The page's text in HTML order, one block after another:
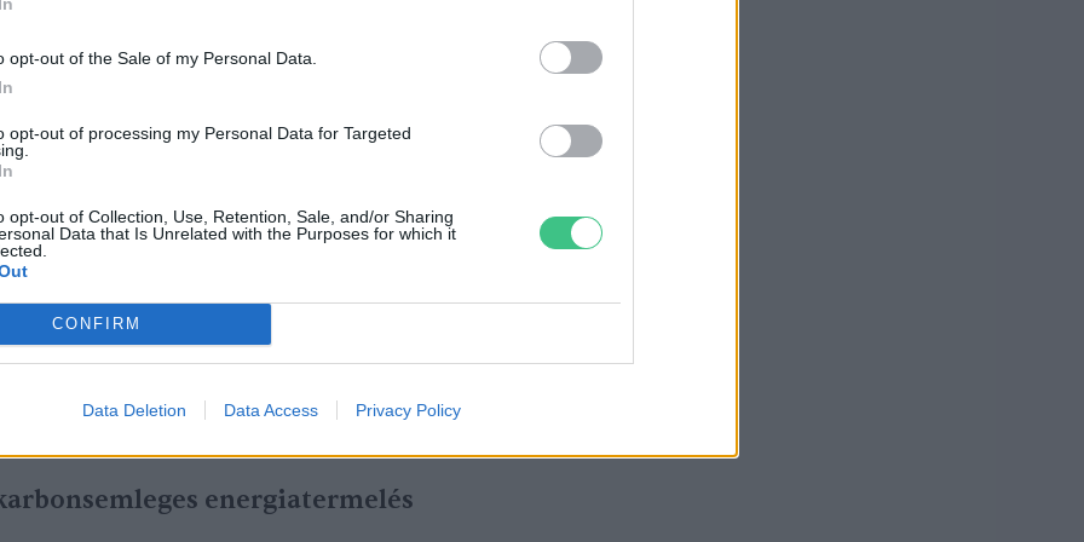
opt-out of the Sale of my Personal Data.
opt-out of processing my Personal Data for Targeted
opt-out of Collection, Use, Retention, Sale, and/or Sharing
Data that Is Unrelated with the Purposes for which it
CONFIRM
Data Deletion Data Access Privacy Policy
karbantartás – tervezhető. A megújuló
valamilyen külső, nem befolyásolható
maximálisan kiadható teljesítménye jóval
szinten ez 13-15% – áll rendelkezésre
Ebből az eltérésből adódóan az egyik
ellenben kiegészítik egymást és
gazdagítják, valamint
portfóliót.”
energiatermelés